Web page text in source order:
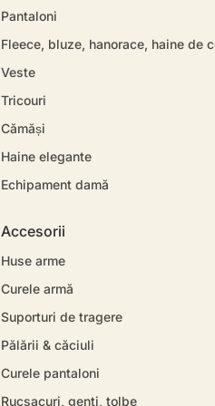
Pantaloni
Fleece, bluze, hanorace, haine de
Veste
Tricouri
Cămăși
Haine elegante
Echipament damă
Accesorii
Huse arme
Curele armă
Suporturi de tragere
Pălării & căciuli
Curele pantaloni
Rucsacuri, genti, tolbe